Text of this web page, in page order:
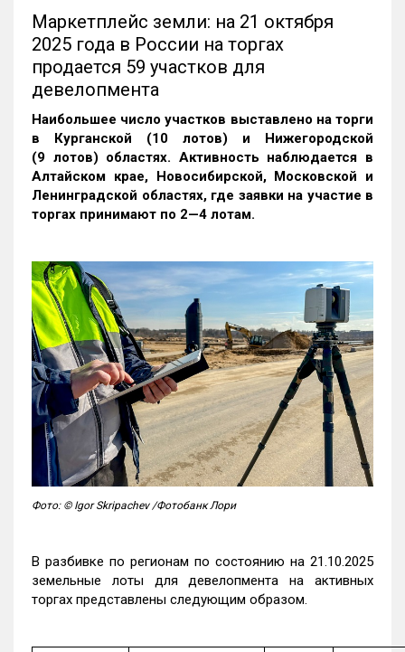
Маркетплейс земли: на 21 октября
2025 года в России на торгах
продается 59 участков для
девелопмента
Наибольшее число участков выставлено на торги
в Курганской (10 лотов) и Нижегородской
(9 лотов) областях. Активность наблюдается в
Алтайском крае, Новосибирской, Московской и
Ленинградской областях, где заявки на участие в
торгах принимают по 2—4 лотам.
Фото: © Igor Skripachev /Фотобанк Лори
В разбивке по регионам по состоянию на 21.10.2025
земельные лоты для девелопмента на активных
торгах представлены следующим образом.